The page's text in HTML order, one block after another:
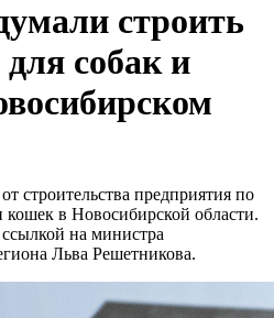
строить
собак и
строительства предприятия по
в Новосибирской области.
на министра
Льва Решетникова.